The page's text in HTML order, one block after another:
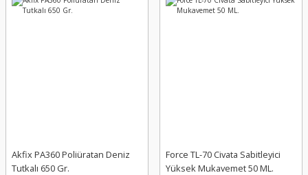
Akfix PA360 Poliüratan Deniz
Tutkalı 650 Gr.
Force TL-70 Civata Sabitleyici
Yüksek Mukavemet 50 ML.